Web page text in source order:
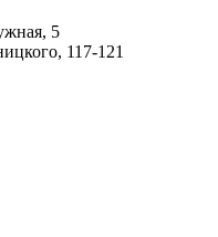
5
117-121